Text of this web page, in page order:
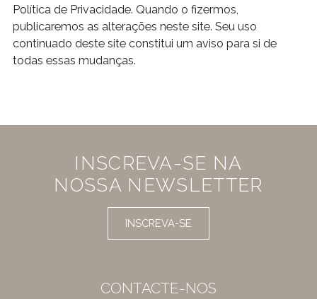
Política de Privacidade. Quando o fizermos,
publicaremos as alterações neste site. Seu uso
continuado deste site constitui um aviso para si de
todas essas mudanças.
INSCREVA-SE NA
NOSSA NEWSLETTER
INSCREVA-SE
CONTACTE-NOS